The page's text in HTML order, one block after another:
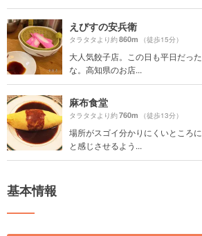
えびすの安兵衛
タラタタより約860m （徒歩15分）
大人気餃子店。この日も平日だっ
な。高知県のお店...
麻布食堂
タラタタより約760m （徒歩13分）
場所がスゴイ分かりにくいところ
と感じさせるよう...
基本情報